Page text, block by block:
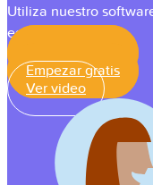
Utiliza nuestro
equipo.
Empezar gratis
Ver video